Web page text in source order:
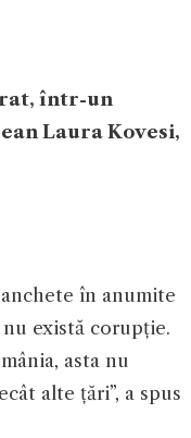
într-un
Laura Kovesi,
în anumite
există corupție.
asta nu
alte țări”, a spus